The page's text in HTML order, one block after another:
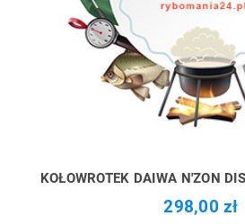
KOŁOWROTEK DAIWA N'ZON
298,00 zł